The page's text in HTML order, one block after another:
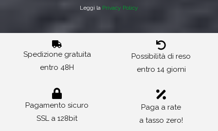
Leggi la Privacy Policy
Spedizione gratuita
entro 48H
Possibilità di reso
entro 14 giorni
Pagamento sicuro
SSL a 128bit
Paga a rate
a tasso zero!